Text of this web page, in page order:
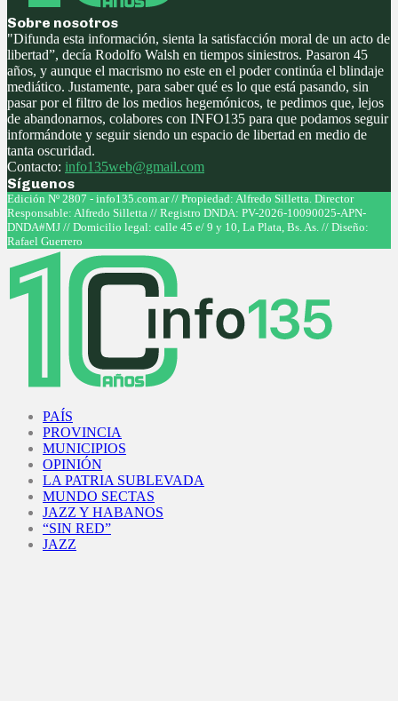
Sobre nosotros
"Difunda esta información, sienta la satisfacción moral de un acto de
libertad”, decía Rodolfo Walsh en tiempos siniestros. Pasaron 45
años, y aunque el macrismo no este en el poder continúa el blindaje
mediático. Justamente, para saber qué es lo que está pasando, sin
pasar por el filtro de los medios hegemónicos, te pedimos que, lejos
de abandonarnos, colabores con INFO135 para que podamos seguir
informándote y seguir siendo un espacio de libertad en medio de
tanta oscuridad.
Contacto: info135web@gmail.com
Síguenos
Facebook
Twitter
Instagram
Youtube
Edición Nº 2807 - info135.com.ar // Propiedad: Alfredo Silletta. Director
Responsable: Alfredo Silletta // Registro DNDA: PV-2026-10090025-APN-
DNDA#MJ // Domicilio legal: calle 45 e/ 9 y 10, La Plata, Bs. As. // Diseño:
Rafael Guerrero
PAÍS
PROVINCIA
MUNICIPIOS
OPINIÓN
LA PATRIA SUBLEVADA
MUNDO SECTAS
JAZZ Y HABANOS
“SIN RED”
JAZZ